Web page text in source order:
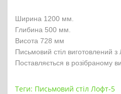
Ширина 1200 мм.
Глибина 500 мм.
Висота 728 мм
Письмовий стіл виготовлений
Поставляється в розібраному
Теги: Письмовий стіл Лофт-5